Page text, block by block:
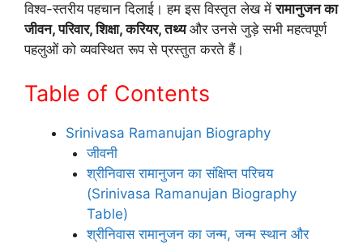
विश्व-स्तरीय पहचान दिलाई। हम इस विस्तृत लेख मेंरामानुजन का
जीवन, परिवार, शिक्षा, करियर, तथ्यऔर उनसे जुड़े सभी महत्वपूर्ण
पहलुओं को व्यवस्थित रूप से प्रस्तुत करते हैं।
Table of Contents
Srinivasa Ramanujan Biography
जीवनी
श्रीनिवास रामानुजन का संक्षिप्त परिचय
(Srinivasa Ramanujan Biography
Table)
श्रीनिवास रामानुजन का जन्म, जन्म स्थान और